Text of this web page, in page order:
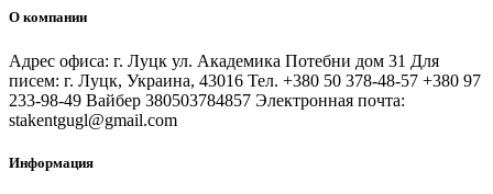
О компании
Адрес офиса: г. Луцк ул. Академика Потебни дом 31 Для
писем: г. Луцк, Украина, 43016 Тел. +380 50 378-48-57 +380 97
233-98-49 Вайбер 380503784857 Электронная почта:
stakentgugl@gmail.com
Информация